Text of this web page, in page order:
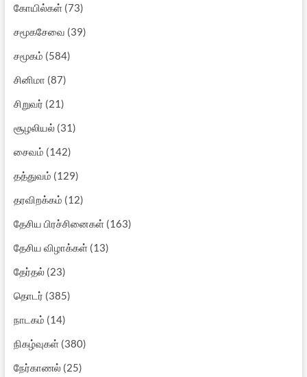
கோயில்கள்(73)
சமூகசேவை (39)
சமூகம் (584)
சினிமா (87)
சிறுவர் (21)
சூழலியல்(31)
சைவம் (142)
தத்துவம் (129)
தரவிறக்கம் (12)
தேசிய பிரச்சினைகள்(163)
தேசிய விழாக்கள்(13)
தேர்தல்(23)
தொடர் (385)
நாடகம் (14)
நிகழ்வுகள்(380)
நேர்காணல்(25)